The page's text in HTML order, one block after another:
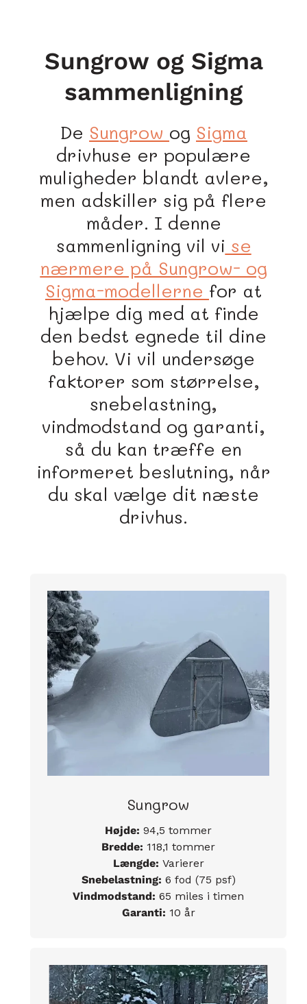
Sungrow og Sigma
sammenligning
De Sungrow og Sigma
drivhuse er populære
muligheder blandt avlere,
men adskiller sig på flere
måder. I denne
sammenligning vil vi se
nærmere på Sungrow- og
Sigma-modellerne for at
hjælpe dig med at finde
den bedst egnede til dine
behov. Vi vil undersøge
faktorer som størrelse,
snebelastning,
vindmodstand og garanti,
så du kan træffe en
informeret beslutning, når
du skal vælge dit næste
drivhus.
Sungrow
Højde: 94,5 tommer
Bredde: 118,1 tommer
Længde: Varierer
Snebelastning: 6 fod (75 psf)
Vindmodstand: 65 miles i timen
Garanti: 10 år